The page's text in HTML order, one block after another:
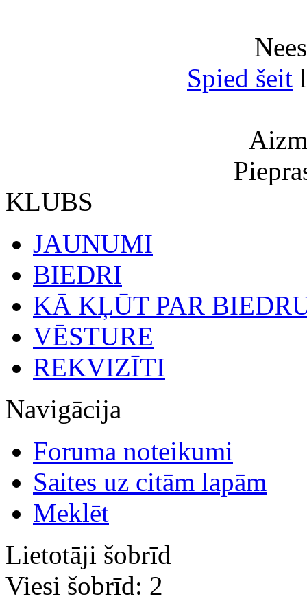
Spied šeit
KLUBS
JAUNUMI
BIEDRI
KĀ KĻŪT PAR
VĒSTURE
REKVIZĪTI
Navigācija
Foruma noteikumi
Saites uz citām lapām
Meklēt
Lietotāji šobrīd
Viesi šobrīd: 2